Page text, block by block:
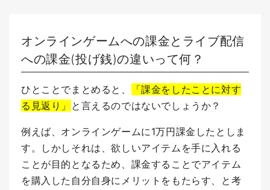
オンラインゲームへの課金とライブ配信
への課金(投げ銭)の違いって何？
ひとことでまとめると、
「課金をしたことに対す
る見返り」 と言えるのではないでしょうか？
例えば、オンラインゲームに1万円課金したとしま
す。
しかしそれは、欲しいアイテムを手に入れる
ことが目的となるため、課金することでアイテム
を購入した自分自身にメリットをもたらす、と考